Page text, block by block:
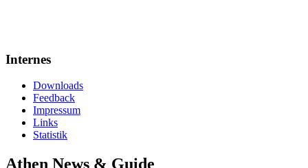
Internes
Downloads
Feedback
Impressum
Links
Statistik
Athen News & Guide